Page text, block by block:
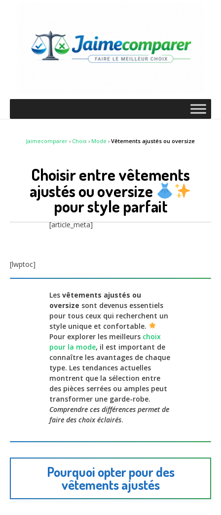
Jaimecomparer › Choix › Mode › Vêtements ajustés ou oversize
Choisir entre vêtements
ajustés ou oversize
pour style parfait
[article_meta]
[lwptoc]
Les vêtements ajustés ou
oversize sont devenus essentiels
pour tous ceux qui recherchent un
style unique et confortable.
Pour explorer les meilleurs choix
pour la mode, il est important de
connaître les avantages de chaque
type. Les tendances actuelles
montrent que la sélection entre
des pièces serrées ou amples peut
transformer une garde-robe.
Comprendre ces différences permet de
faire des choix éclairés.
Pourquoi opter pour des
vêtements ajustés